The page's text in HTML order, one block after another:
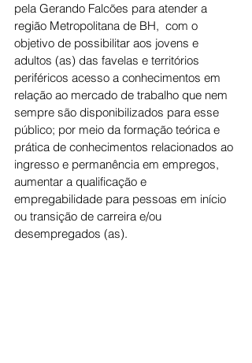
pela Gerando Falcões para atender a
região Metropolitana de BH,  com o
objetivo de possibilitar aos jovens e
adultos (as) das favelas e territórios
periféricos acesso a conhecimentos em
relação ao mercado de trabalho que nem
sempre são disponibilizados para esse
público; por meio da formação teórica e
prática de conhecimentos relacionados ao
ingresso e permanência em empregos,
aumentar a qualificação e
empregabilidade para pessoas em início
ou transição de carreira e/ou
desempregados (as).